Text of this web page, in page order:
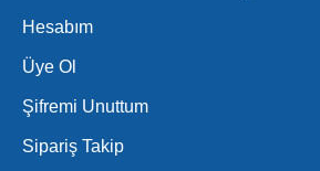
Hesabım
Üye Ol
Şifremi Unuttum
Sipariş Takip